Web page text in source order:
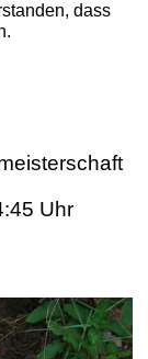
dass
Uhr